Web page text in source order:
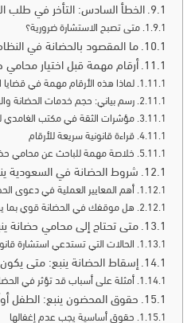
الخطأ السادس: التأخر في طلب
متى تصبح الاستشارة ضرورية؟
ما المقصود بالحضانة في
أرقام مهمة قبل اختيار محامي
لماذا هذه الأرقام مهمة في قضايا
رسم بياني: حجم خدمات الحضانة
مؤشرات الثقة في مكتب الغامدي
قراءة قانونية سريعة للأرقام
خلاصة مهمة للباحث عن محامي
شروط الحضانة في السعودية
أهم المعايير العملية في دعوى
هل موقفك في الحضانة قوي بما
متى تحتاج إلى محامي حضانة
الحالات التي تستدعي استشارة
إسقاط الحضانة ينبع: متى
أمثلة على أسباب قد تؤثر في
حقوق المحضون ينبع: الطفل أولًا
حقوق أساسية يجب عدم إغفالها